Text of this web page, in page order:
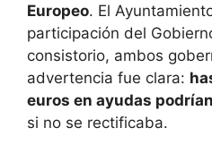
Europeo. El
participación del
consistorio, ambos
advertencia fue clara:
euros en ayudas
si no se rectificaba.